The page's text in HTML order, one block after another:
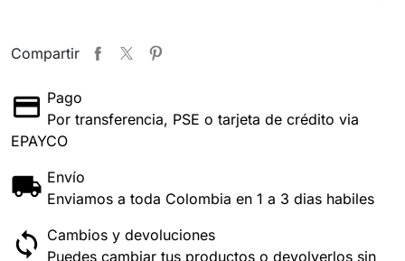
Compartir
Pago
Por transferencia, PSE o tarjeta de crédito via
EPAYCO
Envío
Enviamos a toda Colombia en 1 a 3 dias habiles
Cambios y devoluciones
Puedes cambiar tus productos o devolverlos sin